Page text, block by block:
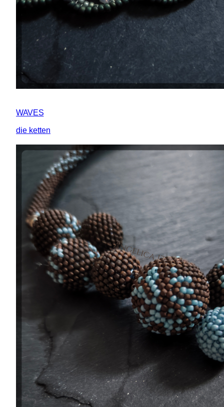
WAVES
die ketten